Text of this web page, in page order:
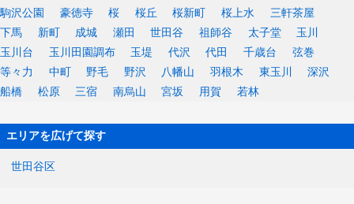
駒沢公園
豪徳寺 桜 桜丘 桜新町 桜上水
三軒茶屋
下馬
新町 成城 瀬田 世田谷 祖師谷 太子堂
玉川
玉川台
玉川田園調布 玉堤 代沢 代田 千歳台
弦巻
等々力
中町 野毛 野沢 八幡山 羽根木 東玉川
深沢
船橋
松原 三宿 南烏山 宮坂 用賀 若林
エリアを広げて探す
世田谷区